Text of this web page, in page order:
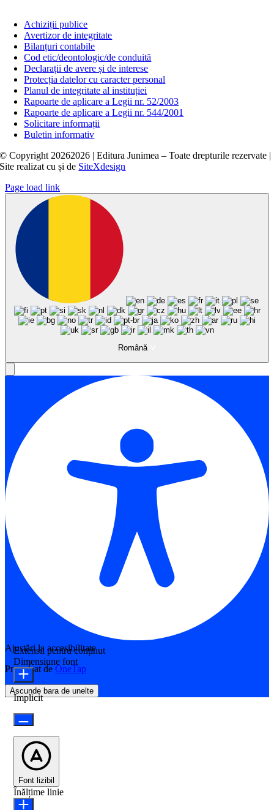
Achiziții publice
Avertizor de integritate
Bilanțuri contabile
Cod etic/deontologic/de conduită
Declarații de avere și de interese
Protecția datelor cu caracter personal
Planul de integritate al instituției
Rapoarte de aplicare a Legii nr. 52/2003
Rapoarte de aplicare a Legii nr. 544/2001
Solicitare informații
Buletin informativ
© Copyright 20262026 | Editura Junimea – Toate drepturile rezervate |
Site realizat cușide SiteXdesign
Page load link
Română
Ajustări la accesibilitate
Propulsat de OneTap
Ascunde bara de unelte
Extensii pentru conținut
Dimensiune font
Implicit
Font lizibil
Înălțime linie